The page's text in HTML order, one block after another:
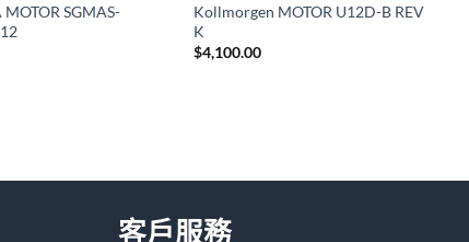
MOTOR SGMAS-
Kollmorgen MOTOR U12D-B REV
K
$4,100.00
客戶服務